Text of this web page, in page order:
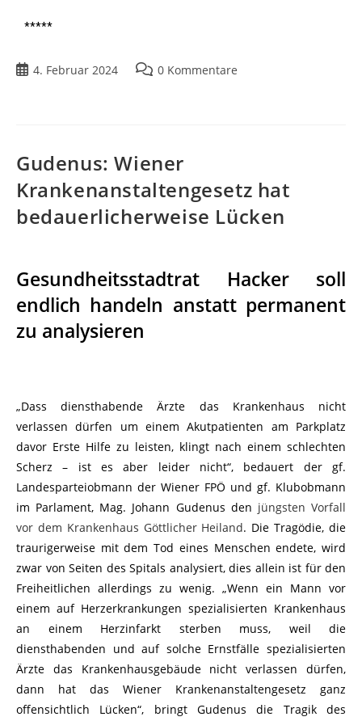
*****
4. Februar 2024 0 Kommentare
Gudenus: Wiener
Krankenanstaltengesetz hat
bedauerlicherweise Lücken
Gesundheitsstadtrat Hacker soll
endlich handeln anstatt permanent
zu analysieren
„Dass diensthabende Ärzte das Krankenhaus nicht
verlassen dürfen um einem Akutpatienten am Parkplatz
davor Erste Hilfe zu leisten, klingt nach einem schlechten
Scherz – ist es aber leider nicht“, bedauert der gf.
Landesparteiobmann der Wiener FPÖ und gf. Klubobmann
im Parlament, Mag. Johann Gudenus den jüngsten Vorfall
vor dem Krankenhaus Göttlicher Heiland. Die Tragödie, die
traurigerweise mit dem Tod eines Menschen endete, wird
zwar von Seiten des Spitals analysiert, dies allein ist für den
Freiheitlichen allerdings zu wenig. „Wenn ein Mann vor
einem auf Herzerkrankungen spezialisierten Krankenhaus
an einem Herzinfarkt sterben muss, weil die
diensthabenden und auf solche Ernstfälle spezialisierten
Ärzte das Krankenhausgebäude nicht verlassen dürfen,
dann hat das Wiener Krankenanstaltengesetz ganz
offensichtlich Lücken“, bringt Gudenus die Tragik des